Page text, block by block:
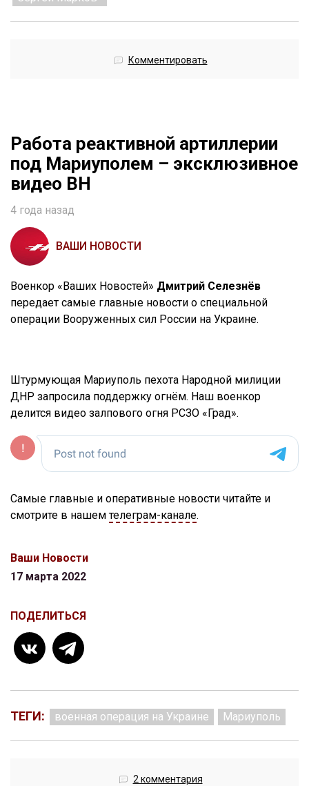
Комментировать
Работа реактивной артиллерии
под Мариуполем – эксклюзивное
видео ВН
4 года назад
ВАШИ НОВОСТИ
Военкор «Ваших Новостей» Дмитрий Селезнёв
передает самые главные новости о специальной
операции Вооруженных сил России на Украине.
Штурмующая Мариуполь пехота Народной милиции
ДНР запросила поддержку огнём. Наш военкор
делится видео залпового огня РСЗО «Град».
Самые главные и оперативные новости читайте и
смотрите в нашемтелеграм-канале.
Ваши Новости
17 марта 2022
ПОДЕЛИТЬСЯ
ТЕГИ: военная операция на Украине Мариуполь
2 комментария